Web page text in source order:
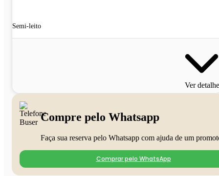
Semi-leito
Ver
Compre pelo Whatsapp
Faça sua reserva pelo Whatsapp com ajuda de um
Comprar pelo WhatsApp